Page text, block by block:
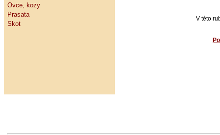
Ovce, kozy
Prasata
Skot
V této